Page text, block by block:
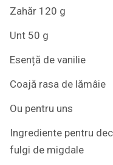
Zahăr 120 g
Unt 50 g
Esență de vanilie
Coajă rasa de lămâie
Ou pentru uns
Ingrediente pentru
fulgi de migdale